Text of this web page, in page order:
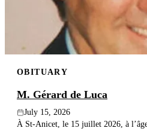
OBITUARY
M. Gérard de Luca
July 15, 2026
À St-Anicet, le 15 juillet 2026, à